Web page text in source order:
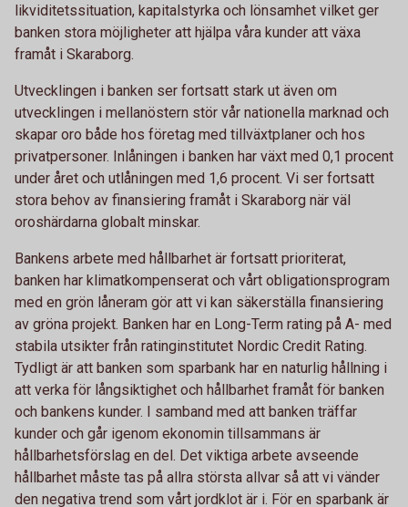
likviditetssituation, kapitalstyrka och lönsamhet vilket ger
banken stora möjligheter att hjälpa våra kunder att växa
framåt i Skaraborg.
Utvecklingen i banken ser fortsatt stark ut även om
utvecklingen i mellanöstern stör vår nationella marknad och
skapar oro både hos företag med tillväxtplaner och hos
privatpersoner. Inlåningen i banken har växt med 0,1 procent
under året och utlåningen med 1,6 procent. Vi ser fortsatt
stora behov av finansiering framåt i Skaraborg när väl
oroshärdarna globalt minskar.
Bankens arbete med hållbarhet är fortsatt prioriterat,
banken har klimatkompenserat och vårt obligationsprogram
med en grön låneram gör att vi kan säkerställa finansiering
av gröna projekt. Banken har en Long-Term rating på A- med
stabila utsikter från ratinginstitutet Nordic Credit Rating.
Tydligt är att banken som sparbank har en naturlig hållning i
att verka för långsiktighet och hållbarhet framåt för banken
och bankens kunder. I samband med att banken träffar
kunder och går igenom ekonomin tillsammans är
hållbarhetsförslag en del. Det viktiga arbete avseende
hållbarhet måste tas på allra största allvar så att vi vänder
den negativa trend som vårt jordklot är i. För en sparbank är